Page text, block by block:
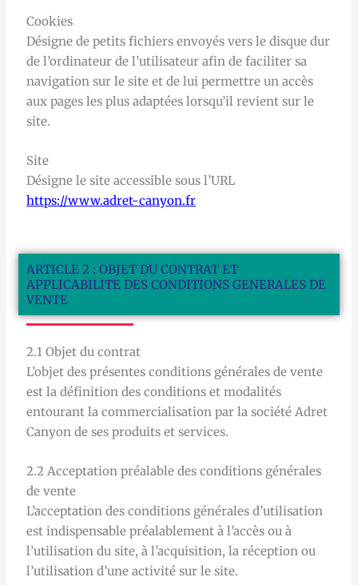
Cookies
Désigne de petits fichiers envoyés vers le disque dur
de l’ordinateur de l’utilisateur afin de faciliter sa
navigation sur le site et de lui permettre un accès
aux pages les plus adaptées lorsqu’il revient sur le
site.
Site
Désigne le site accessible sous l’URL
https://www.adret-canyon.fr
ARTICLE 2 : OBJET DU CONTRAT ET
APPLICABILITE DES CONDITIONS GENERALES DE
VENTE
2.1 Objet du contrat
L’objet des présentes conditions générales de vente
est la définition des conditions et modalités
entourant la commercialisation par la société Adret
Canyon de ses produits et services.
2.2 Acceptation préalable des conditions générales
de vente
L’acceptation des conditions générales d’utilisation
est indispensable préalablement à l’accès ou à
l’utilisation du site, à l’acquisition, la réception ou
l’utilisation d’une activité sur le site.